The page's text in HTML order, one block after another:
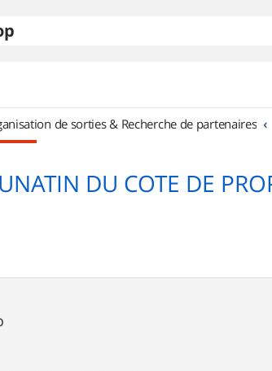
de sorties & Recherche de partenaires
DU COTE DE